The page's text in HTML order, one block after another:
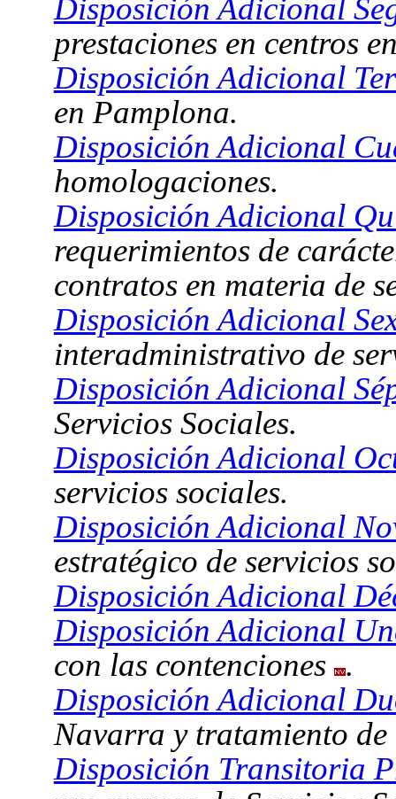
Disposición Adicional
prestaciones en centros
Disposición Adicional
en Pamplona.
Disposición Adicional
homologaciones.
Disposición Adicional
requerimientos de
contratos en materia de
Disposición Adicional
interadministrativo de
Disposición Adicional
Servicios Sociales.
Disposición Adicional
servicios sociales.
Disposición Adicional
estratégico de servicios
Disposición Adicional
Disposición Adicional
con las contenciones .
Disposición Adicional
Navarra y tratamiento
Disposición Transitoria